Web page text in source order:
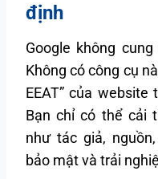
định
Google không
Không có công cụ
EEAT” của
Bạn chỉ có thể cải
như tác giả,
bảo mật và trải